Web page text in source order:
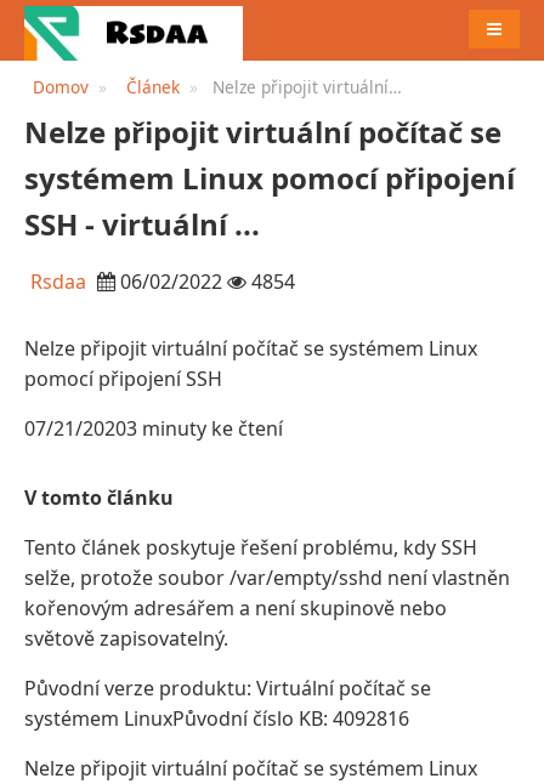
Domov Článek
Nelze připojit virtuální
pomocí připojení SSH -
virtuální ...
Nelze připojit virtuální počítač se
systémem Linux pomocí připojení
SSH - virtuální ...
Rsdaa 06/02/2022 4854
Nelze připojit virtuální počítač se systémem Linux
pomocí připojení SSH
07/21/20203 minuty ke čtení
V tomto článku
Tento článek poskytuje řešení problému, kdy SSH
selže, protože soubor /var/empty/sshd není vlastněn
kořenovým adresářem a není skupinově nebo
světově zapisovatelný.
Původní verze produktu: Virtuální počítač se
systémem LinuxPůvodní číslo KB: 4092816
Nelze připojit virtuální počítač se systémem Linux